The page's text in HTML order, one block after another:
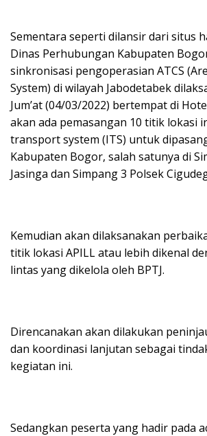
Sementara seperti dilansir dari situs
Dinas Perhubungan Kabupaten
sinkronisasi pengoperasian ATCS
System) di wilayah Jabodetabek
Jum’at (04/03/2022) bertempat di
akan ada pemasangan 10 titik lokasi
transport system (ITS) untuk
Kabupaten Bogor, salah satunya di
Jasinga dan Simpang 3 Polsek
Kemudian akan dilaksanakan
titik lokasi APILL atau lebih dikenal
lintas yang dikelola oleh BPTJ.
Direncanakan akan dilakukan
dan koordinasi lanjutan sebagai
kegiatan ini.
Sedangkan peserta yang hadir pada